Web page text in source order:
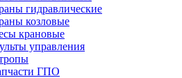
гидравлические
козловые
крановые
управления
ГПО